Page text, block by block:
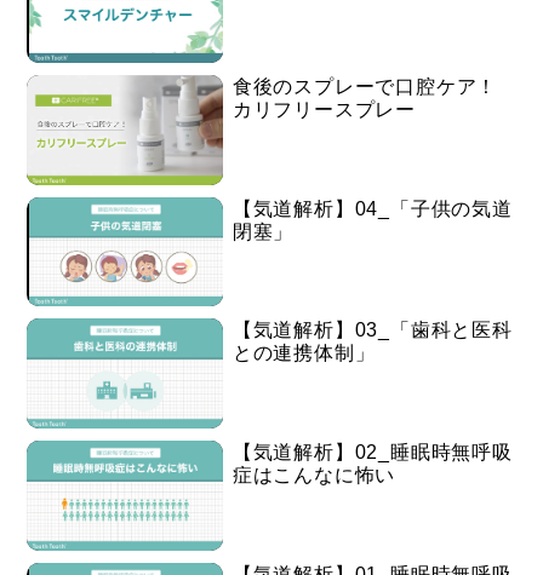
食後のスプレーで口腔ケア！
カリフリースプレー
【気道解析】04_「子供の気道
閉塞」
【気道解析】03_「歯科と医科
との連携体制」
【気道解析】02_睡眠時無呼吸
症はこんなに怖い